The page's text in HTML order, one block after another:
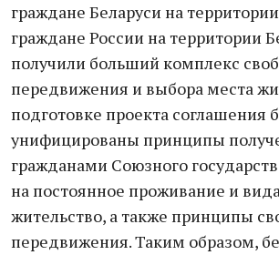
граждане Беларуси на
граждане России на территории
получили больший комплекс
передвижения и выбора места
подготовке проекта соглашения
унифицированы принципы
гражданами Союзного
на постоянное проживание и
жительство, а также принципы
передвижения. Таким образом,